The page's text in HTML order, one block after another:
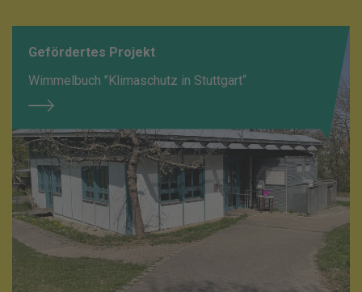
Gefördertes Projekt
Wimmelbuch "Klimaschutz in Stuttgart“